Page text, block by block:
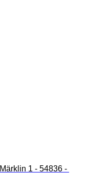
Märklin 1 - 54836 -